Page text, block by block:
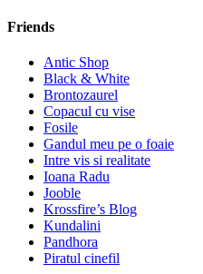
Friends
Antic Shop
Black & White
Brontozaurel
Copacul cu vise
Fosile
Gandul meu pe o foaie
Intre vis si realitate
Ioana Radu
Jooble
Krossfire’s Blog
Kundalini
Pandhora
Piratul cinefil